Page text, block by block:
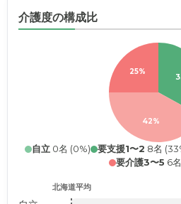
介護度の構成比
42%
25%
自立 0名 (0%) 要支援1〜2 8名
要介護3〜5 6
北海道平均